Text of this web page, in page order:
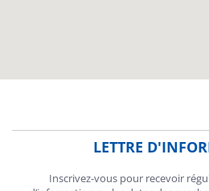
LETTRE
Inscrivez-vous pour recevoir